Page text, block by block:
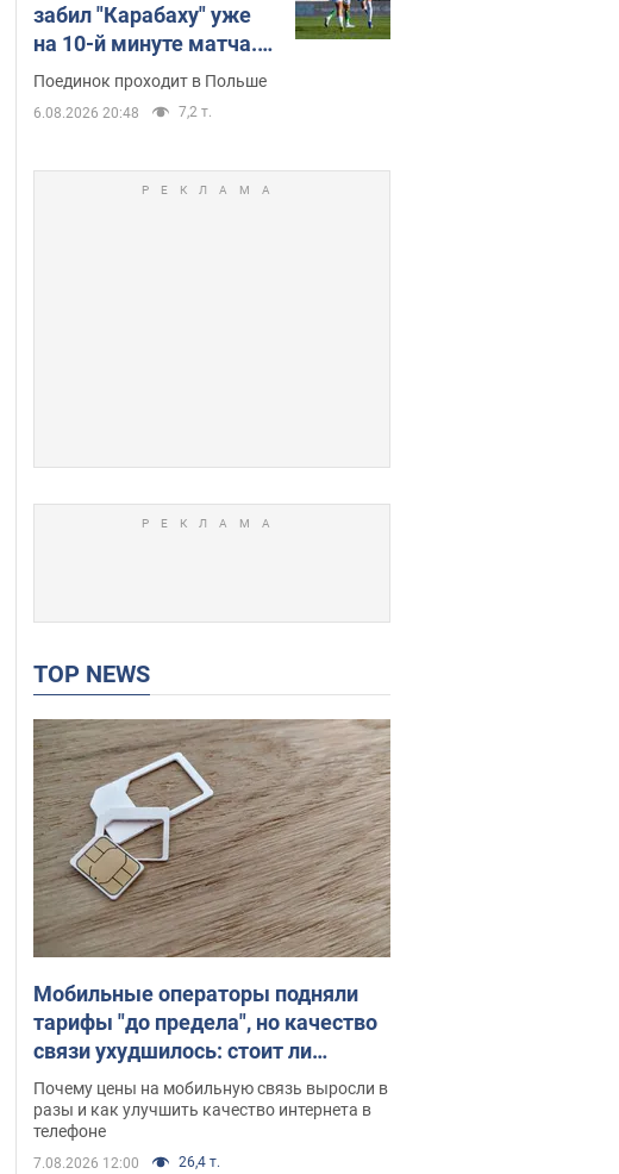
забил "Карабаху" уже
на 10-й минуте матча.
Видео
Поединок проходит в Польше
6.08.2026 20:48 7,2 т.
TOP NEWS
Мобильные операторы подняли
тарифы "до предела", но качество
связи ухудшилось: стоит ли
жаловаться на цены
Почему цены на мобильную связь выросли в
разы и как улучшить качество интернета в
телефоне
7.08.2026 12:00 26,4 т.